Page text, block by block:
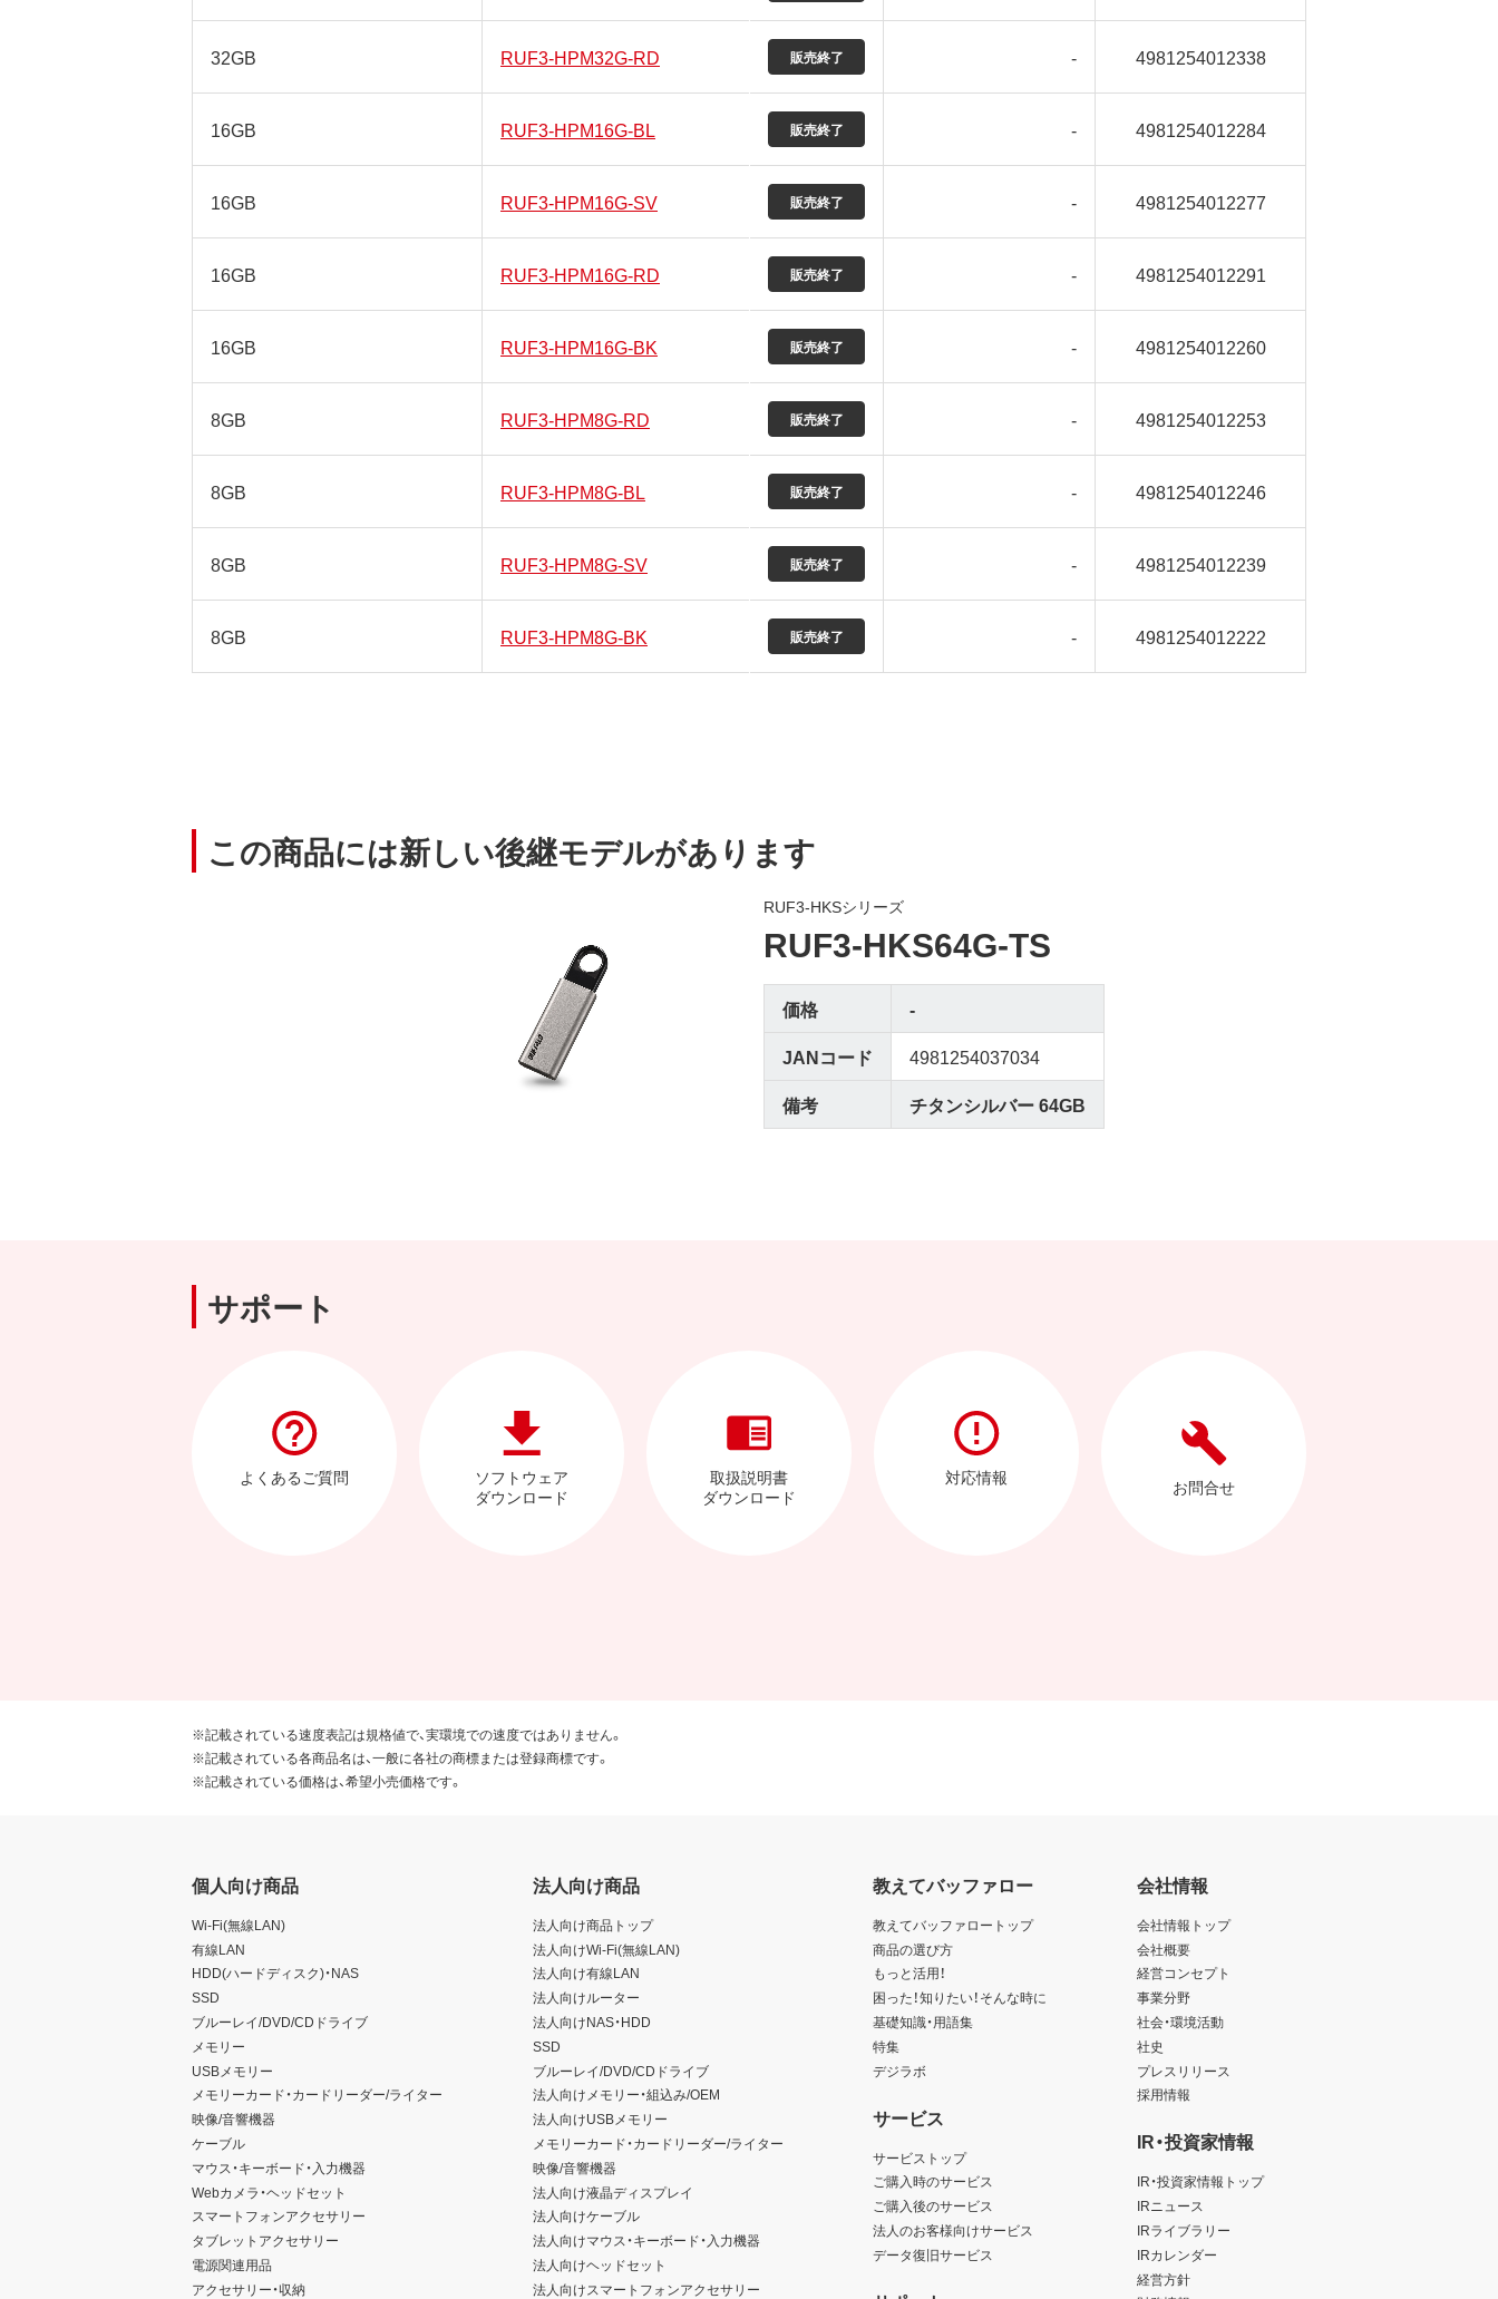
32GB RUF3-HPM32G-RD - 4981254012338
16GB RUF3-HPM16G-BL - 4981254012284
16GB RUF3-HPM16G-SV - 4981254012277
16GB RUF3-HPM16G-RD - 4981254012291
16GB RUF3-HPM16G-BK - 4981254012260
8GB RUF3-HPM8G-RD - 4981254012253
8GB RUF3-HPM8G-BL - 4981254012246
8GB RUF3-HPM8G-SV - 4981254012239
8GB RUF3-HPM8G-BK - 4981254012222
この商品には新しい後継モデルがあります
RUF3-HKSシリーズ
RUF3-HKS64G-TS
価格
-
JANコード
4981254037034
備考
チタンシルバー 64GB
サポート
よくあるご質問
ソフトウェア
ダウンロード
取扱説明書
ダウンロード
対応情報 お問合せ
※記載されている速度表記は規格値で、実環境での速度ではありません。
※記載されている各商品名は、一般に各社の商標または登録商標です。
※記載されている価格は、希望小売価格です。
個人向け商品
Wi-Fi(無線LAN)
有線LAN
HDD(ハードディスク)・NAS
SSD
ブルーレイ/DVD/CDドライブ
メモリー
USBメモリー
メモリーカード・カードリーダー/ライター
映像/音響機器
ケーブル
マウス・キーボード・入力機器
Webカメラ・ヘッドセット
スマートフォンアクセサリー
タブレットアクセサリー
電源関連用品
アクセサリー・収納
法人向け商品
法人向け商品トップ
法人向けWi-Fi(無線LAN)
法人向け有線LAN
法人向けルーター
法人向けNAS・HDD
SSD
ブルーレイ/DVD/CDドライブ
法人向けメモリー・組込み/OEM
法人向けUSBメモリー
メモリーカード・カードリーダー/ライター
映像/音響機器
法人向け液晶ディスプレイ
法人向けケーブル
法人向けマウス・キーボード・入力機器
法人向けヘッドセット
法人向けスマートフォンアクセサリー
教えてバッファロー
教えてバッファロートップ
商品の選び方
もっと活用！
困った！知りたい！そんな時に
基礎知識・用語集
特集
デジラボ
サービス
サービストップ
ご購入時のサービス
ご購入後のサービス
法人のお客様向けサービス
データ復旧サービス
会社情報
会社情報トップ
会社概要
経営コンセプト
事業分野
社会・環境活動
社史
プレスリリース
採用情報
IR・投資家情報
IR・投資家情報トップ
IRニュース
IRライブラリー
IRカレンダー
経営方針